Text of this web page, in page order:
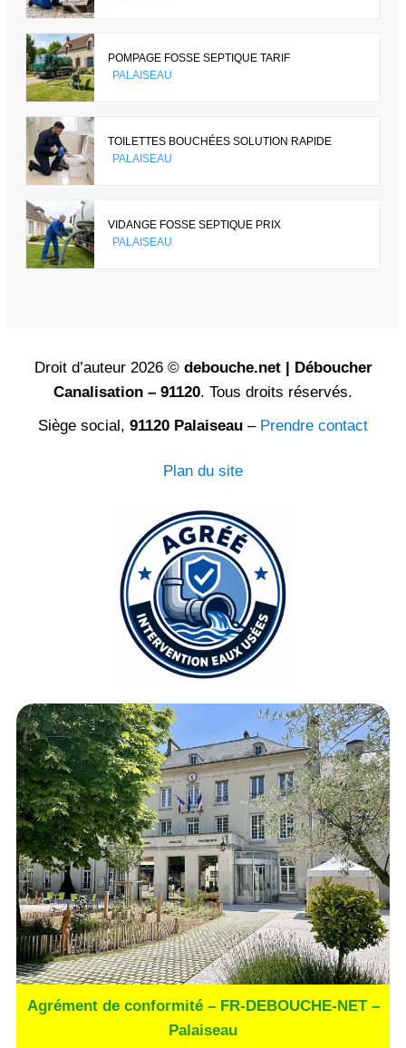
POMPAGE FOSSE SEPTIQUE TARIF
PALAISEAU
TOILETTES BOUCHÉES SOLUTION RAPIDE
PALAISEAU
VIDANGE FOSSE SEPTIQUE PRIX
PALAISEAU
Droit d’auteur 2026 © debouche.net | Déboucher
Canalisation – 91120. Tous droits réservés.
Siège social, 91120 Palaiseau – Prendre contact
Plan du site
Agrément de conformité – FR-DEBOUCHE-NET –
Palaiseau